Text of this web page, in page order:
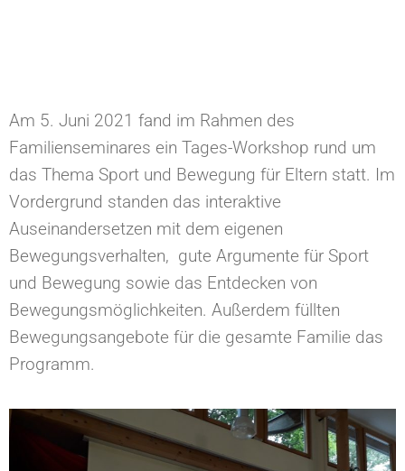
Am 5. Juni 2021 fand im Rahmen des
Familienseminares ein Tages-Workshop rund um
das Thema Sport und Bewegung für Eltern statt. Im
Vordergrund standen das interaktive
Auseinandersetzen mit dem eigenen
Bewegungsverhalten, gute Argumente für Sport
und Bewegung sowie das Entdecken von
Bewegungsmöglichkeiten. Außerdem füllten
Bewegungsangebote für die gesamte Familie das
Programm.